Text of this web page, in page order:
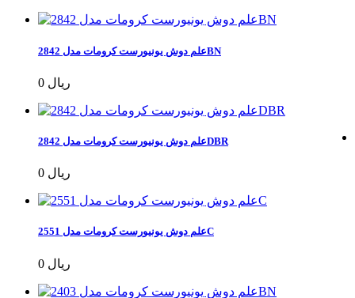
علم دوش یونیورست کرومات مدل 2842BN
0 ریال
علم دوش یونیورست کرومات مدل 2842DBR
0 ریال
علم دوش یونیورست کرومات مدل 2551C
0 ریال